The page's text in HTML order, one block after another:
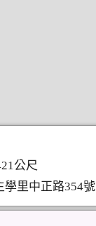
公尺
學里中正路354號